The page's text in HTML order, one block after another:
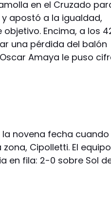
en el Cruzado
apostó a la igualdad,
Encima, a los
una pérdida del balón
Amaya le puso
novena fecha cuando
Cipolletti. El equipo
en fila: 2-0 sobre Sol